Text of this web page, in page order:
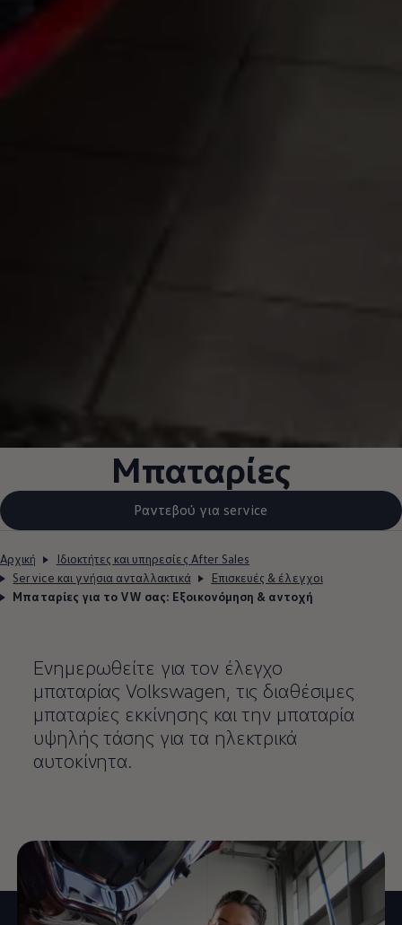
Μπαταρίες
Ραντεβού για service
Αρχική
Ιδιοκτήτες και υπηρεσίες After Sales
Service και γνήσια ανταλλακτικά
Επισκευές & έλεγχοι
Μπαταρίες για το VW σας: Εξοικονόμηση & αντοχή
Ενημερωθείτε για τον έλεγχο
μπαταρίας Volkswagen , τις διαθέσιμες
μπαταρίες εκκίνησης και την μπαταρία
υψηλής τάσης για τα ηλεκτρικά
αυτοκίνητα.